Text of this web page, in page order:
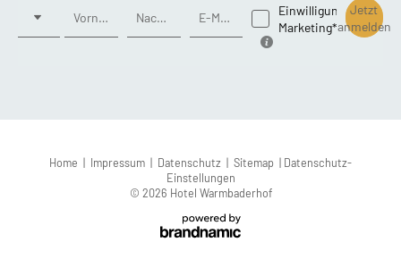
Vorname Nachname* E-Mail*
Einwilligung
Marketing*
Jetzt
anmelden
Home | Impressum | Datenschutz | Sitemap | Datenschutz-
Einstellungen
© 2026 Hotel Warmbaderhof